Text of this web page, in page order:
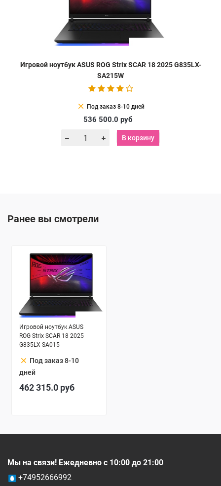
Игровой ноутбук ASUS ROG Strix SCAR 18 2025 G835LX-
SA215W
clear Под заказ 8-10 дней
536 500.0 руб
В корзину
Ранее вы смотрели
Игровой ноутбук ASUS
ROG Strix SCAR 18 2025
G835LX-SA015
clear Под заказ 8-10
дней
462 315.0 руб
Мы на связи! Ежедневно с 10:00 до 21:00
+74952666992